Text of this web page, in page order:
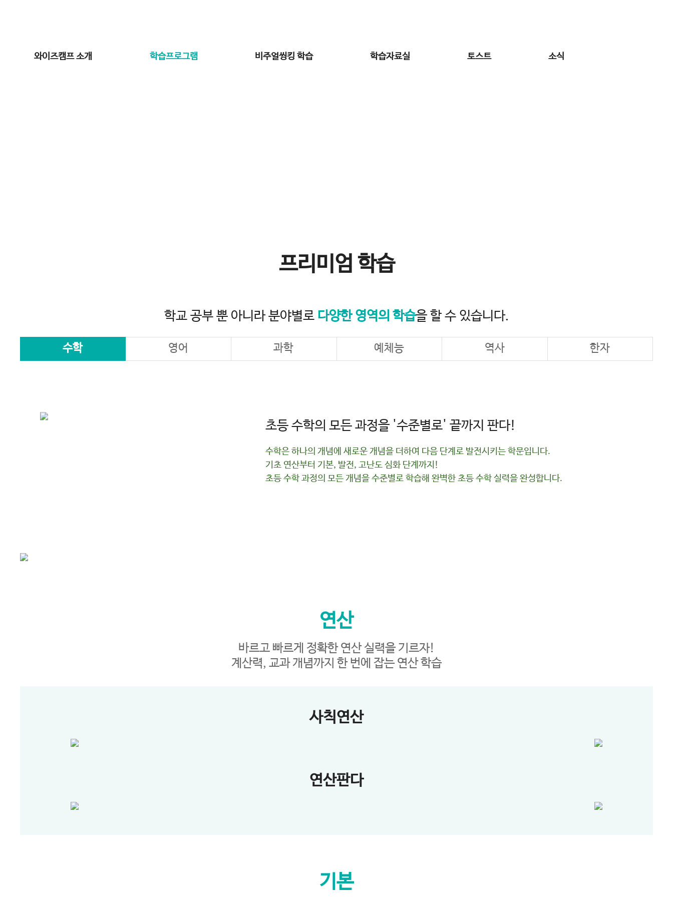
와이즈캠프 소개 학습프로그램 비주얼씽킹 학습 학습자료실 토스트 소식
프리미엄 학습
학교 공부 뿐 아니라 분야별로 다양한 영역의 학습을 할 수 있습니다.
수학 영어 과학 예체능 역사 한자
초등 수학의 모든 과정을'수준별로' 끝까지 판다!
수학은 하나의 개념에 새로운 개념을 더하여 다음 단계로 발전시키는 학문입니다.
기초 연산부터 기본, 발전, 고난도 심화 단계까지!
초등 수학 과정의 모든 개념을 수준별로 학습해 완벽한 초등 수학 실력을 완성합니다.
연산
바르고 빠르게 정확한 연산 실력을 기르자!
계산력, 교과 개념까지 한 번에 잡는 연산 학습
사칙연산
연산판다
기본